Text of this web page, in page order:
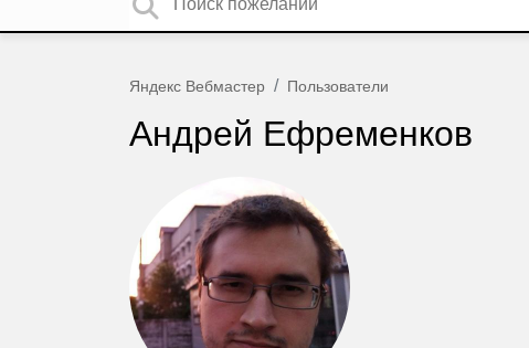
Яндекс Вебмастер Пользователи
Андрей Ефременков